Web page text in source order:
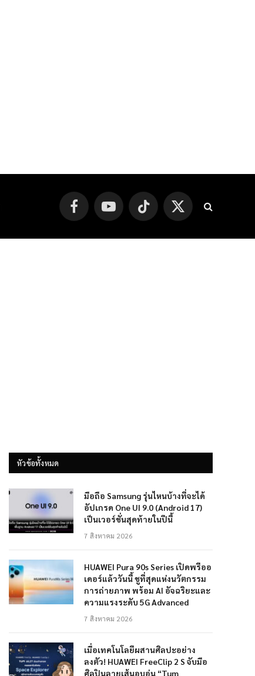
FacebookYouTube TikTok
X
(Twitter)
หัวข้อทั้งหมด
มือถือ Samsung รุ่นไหนบ้างที่จะได้
อัปเกรด One UI 9.0 (Android 17)
เป็นเวอร์ชั่นสุดท้ายในปีนี้
7 สิงหาคม 2026
HUAWEI Pura 90s Series เปิดพรีออ
เดอร์แล้ววันนี้ ชูที่สุดแห่งนวัตกรรม
การถ่ายภาพ พร้อม AI อัจฉริยะและ
ความแรงระดับ 5G Advanced
7 สิงหาคม 2026
เมื่อเทคโนโลยีผสานศิลปะอย่าง
ลงตัว! HUAWEI FreeClip 2 S จับมือ
ศิลปินลายเส้นอบอุ่น “Tum